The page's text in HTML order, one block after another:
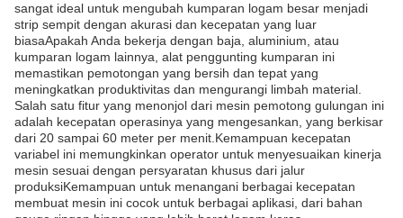
sangat ideal untuk mengubah kumparan logam besar menjadi
strip sempit dengan akurasi dan kecepatan yang luar
biasaApakah Anda bekerja dengan baja, aluminium, atau
kumparan logam lainnya, alat penggunting kumparan ini
memastikan pemotongan yang bersih dan tepat yang
meningkatkan produktivitas dan mengurangi limbah material.
Salah satu fitur yang menonjol dari mesin pemotong gulungan ini
adalah kecepatan operasinya yang mengesankan, yang berkisar
dari 20 sampai 60 meter per menit.Kemampuan kecepatan
variabel ini memungkinkan operator untuk menyesuaikan kinerja
mesin sesuai dengan persyaratan khusus dari jalur
produksiKemampuan untuk menangani berbagai kecepatan
membuat mesin ini cocok untuk berbagai aplikasi, dari bahan